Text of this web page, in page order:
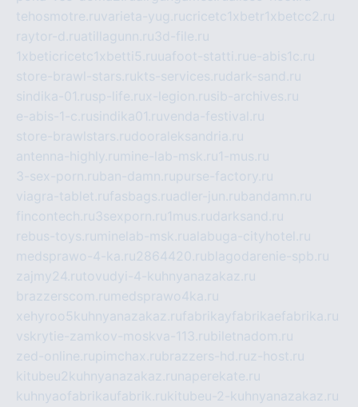
tehosmotre.ruvarieta-yug.rucricetc1xbetr1xbetcc2.ru
raytor-d.ruatillagunn.ru3d-file.ru
1xbeticricetc1xbetti5.ruuafoot-statti.rue-abis1c.ru
store-brawl-stars.rukts-services.rudark-sand.ru
sindika-01.rusp-life.rux-legion.rusib-archives.ru
e-abis-1-c.rusindika01.ruvenda-festival.ru
store-brawlstars.rudooraleksandria.ru
antenna-highly.ru mine-lab-msk.ru1-mus.ru
3-sex-porn.ruban-damn.rupurse-factory.ru
viagra-tablet.rufasbags.ruadler-jun.rubandamn.ru
fincontech.ru3sexporn.ru1mus.rudarksand.ru
rebus-toys.ru minelab-msk.rualabuga-cityhotel.ru
medsprawo-4-ka.ru2864420.rublagodarenie-spb.ru
zajmy24.rutovudyi-4-kuhnyanazakaz.ru
brazzerscom.ru medsprawo4ka.ru
xehyroo5kuhnyanazakaz.rufabrikayfabrikaefabrika.ru
vskrytie-zamkov-moskva-113.rubiletnadom.ru
zed-online.rupimchax.rubrazzers-hd.ruz-host.ru
kitubeu2kuhnyanazakaz.ru naperekate.ru
kuhnyaofabrikaufabrik.rukitubeu-2-kuhnyanazakaz.ru